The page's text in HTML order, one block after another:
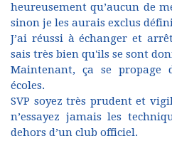
heureusement qu’aucun de
sinon je les aurais exclus
J’ai réussi à échanger et
sais très bien qu'ils se sont
Maintenant, ça se propage
écoles.
SVP soyez très prudent et
n’essayez jamais les
dehors d’un club officiel.